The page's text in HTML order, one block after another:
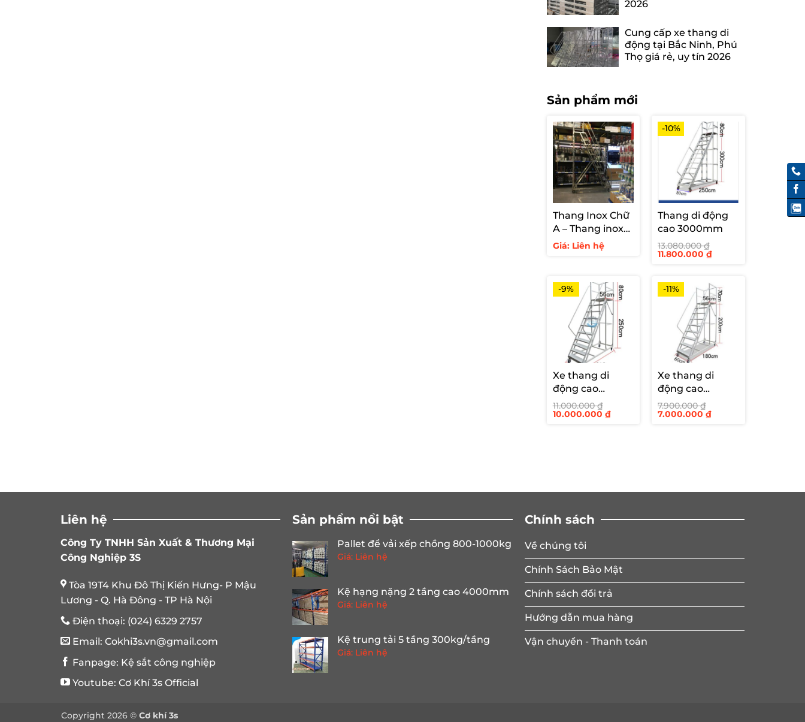
2026
Cung cấp xe thang di
động tại Bắc Ninh, Phú
Thọ giá rẻ, uy tín 2026
Sản phẩm mới
Thang Inox Chữ
A – Thang inox
hàn cố định cho
Giá: Liên hệ
-10%
Thang di động
cao 3000mm
13.080.000₫
Giá
11.800.000₫Giá
11.800.000 ₫.
-9%
Xe thang di
động cao
2500mm
11.000.000₫
Giá
10.000.000 ₫Giá
-11%
Xe thang di
động cao
2000mm
7.900.000₫
Giá
7.000.000₫Giá
Liên hệ
Công Ty TNHH Sản Xuất & Thương Mại
Công Nghiệp 3S
Tòa 19T4 Khu Đô Thị Kiến Hưng- P Mậu
Lương - Q. Hà Đông - TP Hà Nội
Điện thoại: (024) 6329 2757
Email: Cokhi3s.vn@gmail.com
Fanpage: Kệ sắt công nghiệp
Youtube: Cơ Khí 3s Official
Sản phẩm nổi bật
Pallet để vải xếp chồng 800-1000kg
Giá: Liên hệ
Kệ hạng nặng 2 tầng cao 4000mm
Giá: Liên hệ
Kệ trung tải 5 tầng 300kg/tầng
Giá: Liên hệ
Chính sách
Về chúng tôi
Chính Sách Bảo Mật
Chính sách đổi trả
Hướng dẫn mua hàng
Vận chuyển - Thanh toán
Copyright 2026 © Cơ khí 3s